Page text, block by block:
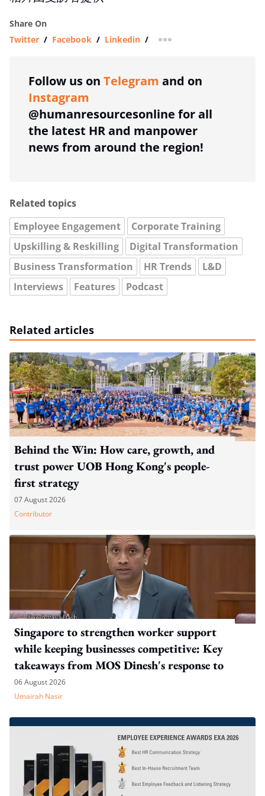
Share On
Twitter / Facebook / Linkedin / more sharing option
Follow us on Telegram and on
Instagram
@humanresourcesonline for all
the latest HR and manpower
news from around the region!
Related topics
Employee Engagement
Corporate Training
Upskilling & Reskilling
Digital Transformation
Business Transformation
HR Trends
L&D
Interviews
Features Podcast
Related articles
Behind the Win: How care, growth, and
trust power UOB Hong Kong's people-
first strategy
07 August 2026
Contributor
Singapore to strengthen worker support
while keeping businesses competitive: Key
takeaways from MOS Dinesh's response to
WP's motion
06 August 2026
Umairah Nasir